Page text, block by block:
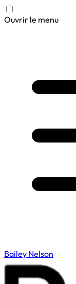
Ouvrir le menu
Bailey Nelson